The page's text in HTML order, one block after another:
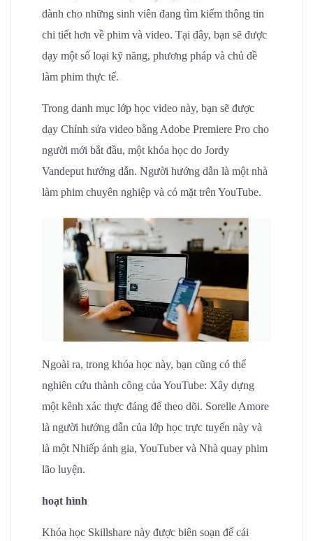
dành cho những sinh viên đang tìm kiếm thông tin
chi tiết hơn về phim và video. Tại đây, bạn sẽ được
dạy một số loại kỹ năng, phương pháp và chủ đề
làm phim thực tế.
Trong danh mục lớp học video này, bạn sẽ được
dạy Chỉnh sửa video bằng Adobe Premiere Pro cho
người mới bắt đầu, một khóa học do Jordy
Vandeput hướng dẫn. Người hướng dẫn là một nhà
làm phim chuyên nghiệp và có mặt trên YouTube.
Ngoài ra, trong khóa học này, bạn cũng có thể
nghiên cứu thành công của YouTube: Xây dựng
một kênh xác thực đáng để theo dõi. Sorelle Amore
là người hướng dẫn của lớp học trực tuyến này và
là một Nhiếp ảnh gia, YouTuber và Nhà quay phim
lão luyện.
hoạt hình
Khóa học Skillshare này được biên soạn để cải